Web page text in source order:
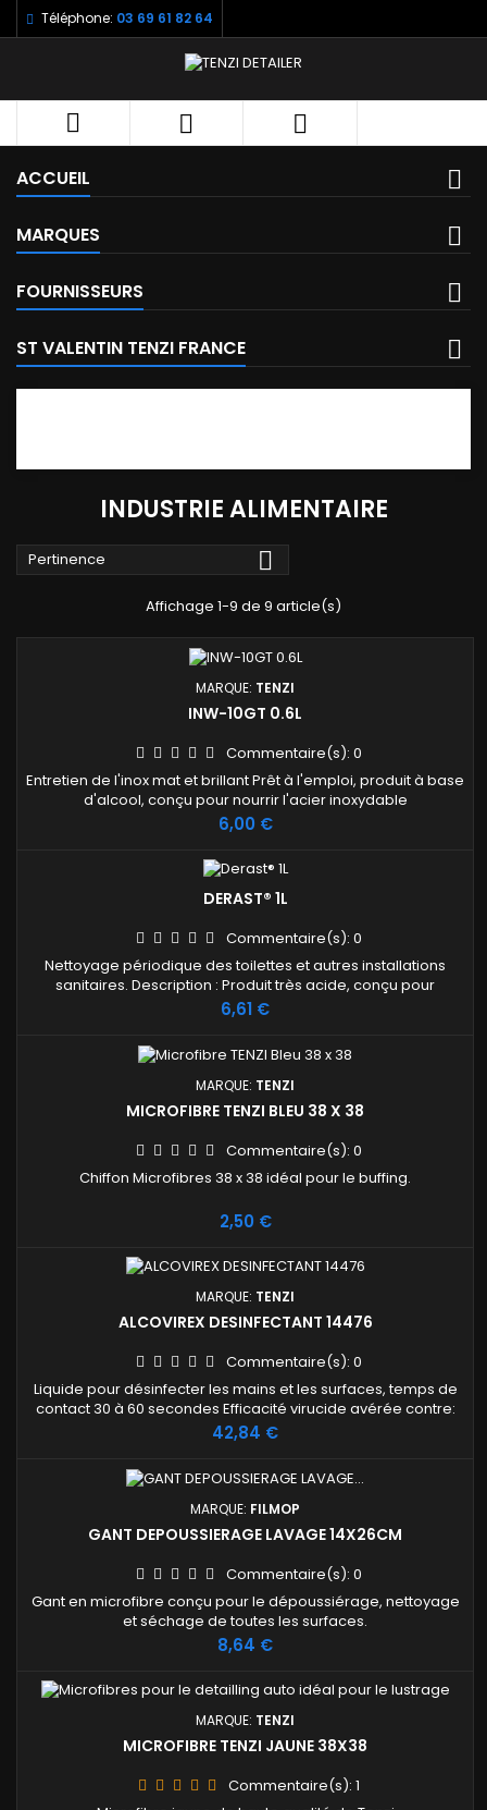
Téléphone: 03 69 61 82 64
  
ACCUEIL
MARQUES
FOURNISSEURS
ST VALENTIN TENZI FRANCE
INDUSTRIE ALIMENTAIRE
Pertinence 
Affichage 1-9 de 9 article(s)
MARQUE: TENZI
INW-10GT 0.6L
Commentaire(s): 0
Entretien de l'inox mat et brillant Prêt à l'emploi, produit à base
d'alcool, conçu pour nourrir l'acier inoxydable
Prix
6,00 €
DERAST® 1L
Commentaire(s): 0
Nettoyage périodique des toilettes et autres installations
sanitaires. Description : Produit très acide, conçu pour
éliminer le calcaire, le calcaire et la rouille des surfaces
pas utiliser sur des surfaces émaillées ou sur des
accessoires de salle de bains. Ne pas laisser la solution de...
Prix
6,61 €
MARQUE: TENZI
MICROFIBRE TENZI BLEU 38 X 38
Commentaire(s): 0
Chiffon Microfibres 38 x 38 idéal pour le buffing.
Prix
2,50 €
MARQUE: TENZI
ALCOVIREX DESINFECTANT 14476
Commentaire(s): 0
Liquide pour désinfecter les mains et les surfaces, temps de
contact 30 à 60 secondes Efficacité virucide avérée contre:
coronavirus, norovirus et adénovirus, conformément à la
la palette complète soit 108 bidons de 5 litres ou 480
pulvérisateurs de 1 litres
Prix
42,84 €
MARQUE: FILMOP
GANT DEPOUSSIERAGE LAVAGE 14X26CM
Commentaire(s): 0
Gant en microfibre conçu pour le dépoussiérage, nettoyage
et séchage de toutes les surfaces.
Prix
8,64 €
MARQUE: TENZI
MICROFIBRE TENZI JAUNE 38X38
Commentaire(s): 1